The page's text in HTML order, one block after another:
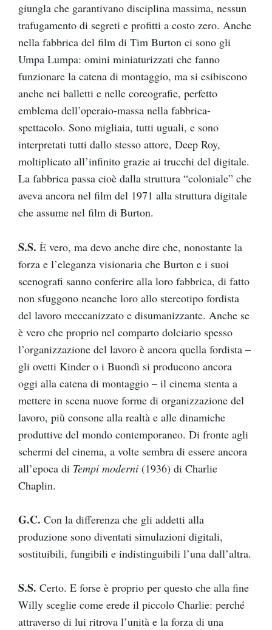
giungla che garantivano disciplina massima, nessun
trafugamento di segreti e profitti a costo zero. Anche
nella fabbrica del film di Tim Burton ci sono gli
Umpa Lumpa: omini miniaturizzati che fanno
funzionare la catena di montaggio, ma si esibiscono
anche nei balletti e nelle coreografie, perfetto
emblema dell’operaio-massa nella fabbrica-
spettacolo. Sono migliaia, tutti uguali, e sono
interpretati tutti dallo stesso attore, Deep Roy,
moltiplicato all’infinito grazie ai trucchi del digitale.
La fabbrica passa cioè dalla struttura “coloniale” che
aveva ancora nel film del 1971 alla struttura digitale
che assume nel film di Burton.
S.S. È vero, ma devo anche dire che, nonostante la
forza e l’eleganza visionaria che Burton e i suoi
scenografi sanno conferire alla loro fabbrica, di fatto
non sfuggono neanche loro allo stereotipo fordista
del lavoro meccanizzato e disumanizzante. Anche se
è vero che proprio nel comparto dolciario spesso
l’organizzazione del lavoro è ancora quella fordista –
gli ovetti Kinder o i Buondì si producono ancora
oggi alla catena di montaggio – il cinema stenta a
mettere in scena nuove forme di organizzazione del
lavoro, più consone alla realtà e alle dinamiche
produttive del mondo contemporaneo. Di fronte agli
schermi del cinema, a volte sembra di essere ancora
all’epoca di Tempi moderni (1936) di Charlie
Chaplin.
G.C. Con la differenza che gli addetti alla
produzione sono diventati simulazioni digitali,
sostituibili, fungibili e indistinguibili l’una dall’altra.
S.S. Certo. E forse è proprio per questo che alla fine
Willy sceglie come erede il piccolo Charlie: perché
attraverso di lui ritrova l’unità e la forza di una